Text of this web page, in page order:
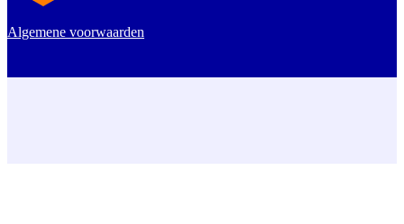
Algemene voorwaarden